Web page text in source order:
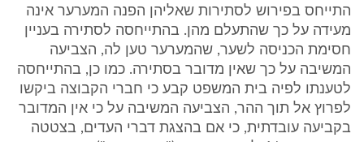
התייחס בפירוש לסתירות שאליהן הפנה המערער אינה
מעידה על כך שהתעלם מהן. בהתייחסה לסתירה בעניין
חסימת הכניסה לשער, שהמערער טען לה, הצביעה
המשיבה על כך שאין מדובר בסתירה. כמו כן, בהתייחסה
לטענתו לפיה בית המשפט קבע כי חברי הקבוצה ביקשו
לפרוץ אל תוך ההר, הצביעה המשיבה על כי אין המדובר
בקביעה עובדתית, כי אם בהצגת דברי העדים, בצטטה